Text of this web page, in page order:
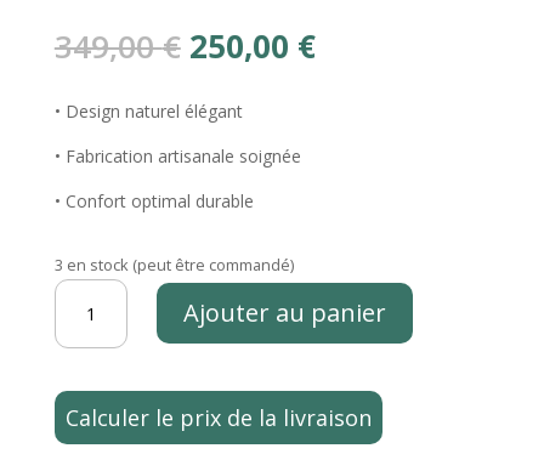
349,00€ Le
prix
initial
était :
349,00 €.
250,00 €Le
prix
• Design naturel élégant
• Fabrication artisanale soignée
• Confort optimal durable
3 en stock (peut être commandé)
quantité
Fauteuil
rotin
naturel
Ajouter au panier
Calculer le prix de la livraison